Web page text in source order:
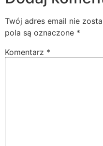
Twój adres email nie
pola są oznaczone *
Komentarz *